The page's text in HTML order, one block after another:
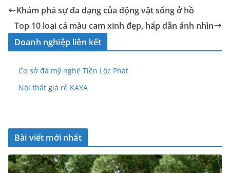
Khám phá sự đa dạng của động vật sống ở hồ
Top 10 loại cá màu cam xinh đẹp, hấp dẫn ánh nhìn
Doanh nghiệp liên kết
Cơ sở đá mỹ nghệ Tiền Lộc Phát
Nội thất giá rẻ KAYA
Bài viết mới nhất